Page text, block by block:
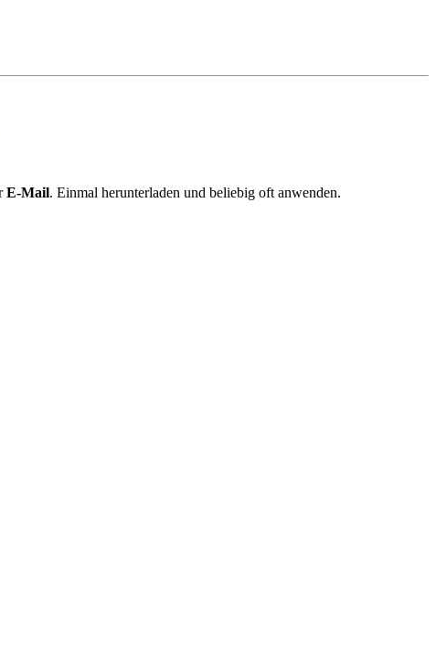
E-Mail. Einmal herunterladen und beliebig oft anwenden.